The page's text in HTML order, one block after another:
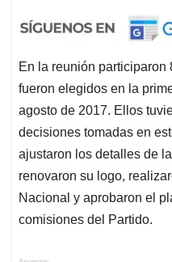
En la reunión participaron
fueron elegidos en la
agosto de 2017. Ellos
decisiones tomadas en
ajustaron los detalles de
renovaron su logo,
Nacional y aprobaron el
comisiones del Partido.